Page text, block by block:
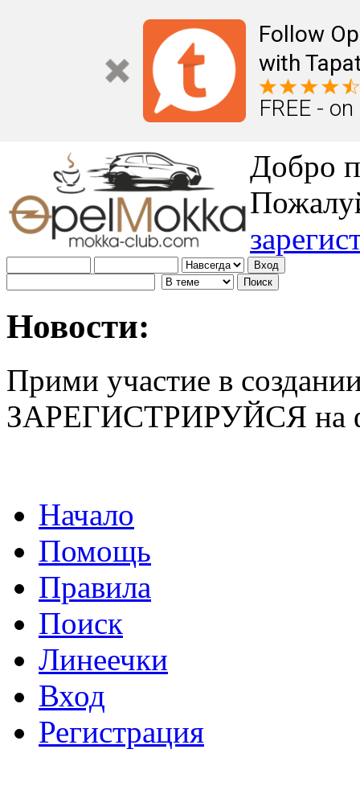
Follow
with
FREE -
Добро
Новости:
Прими участие в
ЗАРЕГИСТРИРУЙСЯ на
Начало
Помощь
Правила
Поиск
Линеечки
Вход
Регистрация